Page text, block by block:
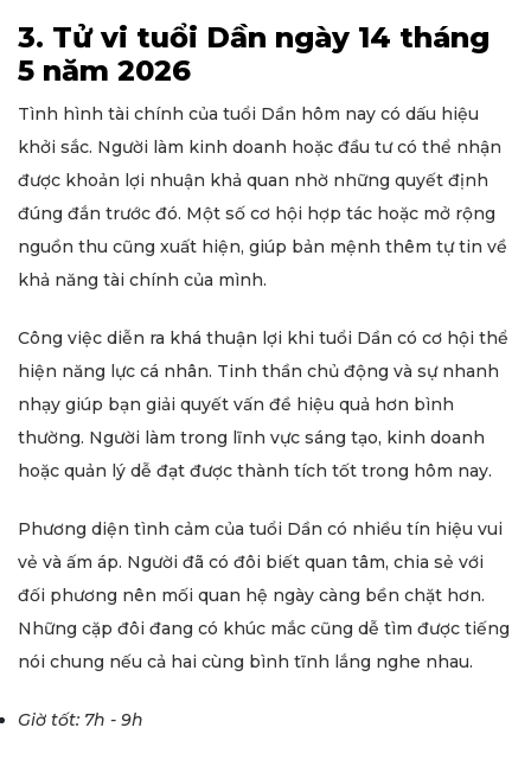
3. Tử vi tuổi Dần ngày 14 tháng
5 năm 2026
Tình hình tài chính của tuổi Dần hôm nay có dấu hiệu
khởi sắc. Người làm kinh doanh hoặc đầu tư có thể nhận
được khoản lợi nhuận khả quan nhờ những quyết định
đúng đắn trước đó. Một số cơ hội hợp tác hoặc mở rộng
nguồn thu cũng xuất hiện, giúp bản mệnh thêm tự tin về
khả năng tài chính của mình.
Công việc diễn ra khá thuận lợi khi tuổi Dần có cơ hội thể
hiện năng lực cá nhân. Tinh thần chủ động và sự nhanh
nhạy giúp bạn giải quyết vấn đề hiệu quả hơn bình
thường. Người làm trong lĩnh vực sáng tạo, kinh doanh
hoặc quản lý dễ đạt được thành tích tốt trong hôm nay.
Phương diện tình cảm của tuổi Dần có nhiều tín hiệu vui
vẻ và ấm áp. Người đã có đôi biết quan tâm, chia sẻ với
đối phương nên mối quan hệ ngày càng bền chặt hơn.
Những cặp đôi đang có khúc mắc cũng dễ tìm được tiếng
nói chung nếu cả hai cùng bình tĩnh lắng nghe nhau.
Giờ tốt: 7h - 9h